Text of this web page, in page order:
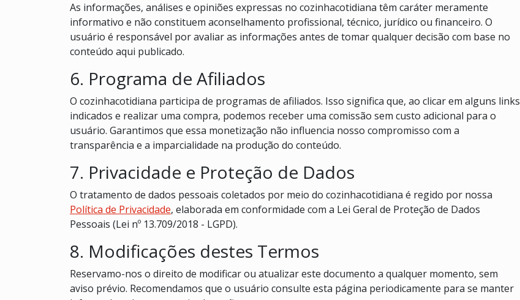
As informações, análises e opiniões expressas no cozinhacotidiana têm caráter meramente
informativo e não constituem aconselhamento profissional, técnico, jurídico ou financeiro. O
usuário é responsável por avaliar as informações antes de tomar qualquer decisão com base no
conteúdo aqui publicado.
6. Programa de Afiliados
O cozinhacotidiana participa de programas de afiliados. Isso significa que, ao clicar em alguns links
indicados e realizar uma compra, podemos receber uma comissão sem custo adicional para o
usuário. Garantimos que essa monetização não influencia nosso compromisso com a
transparência e a imparcialidade na produção do conteúdo.
7. Privacidade e Proteção de Dados
O tratamento de dados pessoais coletados por meio do cozinhacotidiana é regido por nossa
Política de Privacidade, elaborada em conformidade com a Lei Geral de Proteção de Dados
Pessoais (Lei nº 13.709/2018 - LGPD).
8. Modificações destes Termos
Reservamo-nos o direito de modificar ou atualizar este documento a qualquer momento, sem
aviso prévio. Recomendamos que o usuário consulte esta página periodicamente para se manter